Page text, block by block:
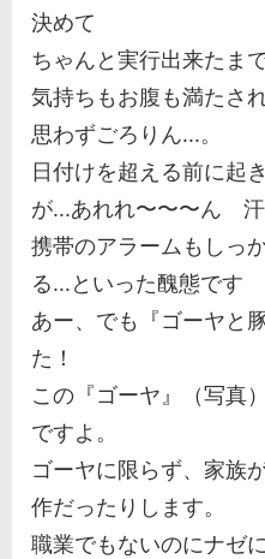
決めて
ちゃんと実行出来たま
気持ちもお腹も満たさ
思わずごろりん...。
日付けを超える前に起
が...あれれ〜〜〜ん 汗
携帯のアラームもしっ
る...といった醜態です
あー、でも『ゴーヤと
た！
この『ゴーヤ』（写真
ですよ。
ゴーヤに限らず、家族
作だったりします。
職業でもないのにナゼ